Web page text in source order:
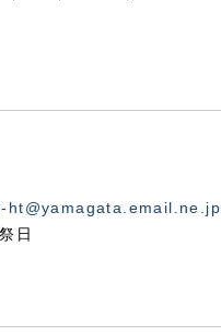
ht@yamagata.email.ne.jp
日